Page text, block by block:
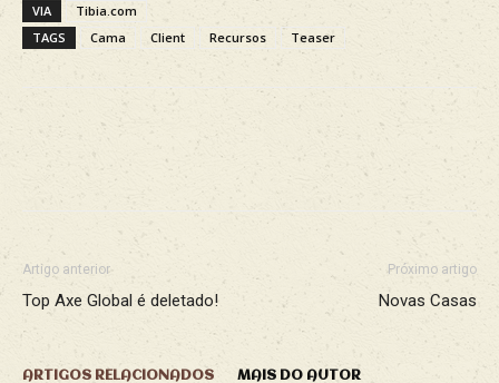
VIA
Tibia.com
TAGS
Cama Client Recursos Teaser
Artigo anterior
Top Axe Global é deletado!
Próximo artigo
Novas Casas
ARTIGOS RELACIONADOS MAIS DO AUTOR